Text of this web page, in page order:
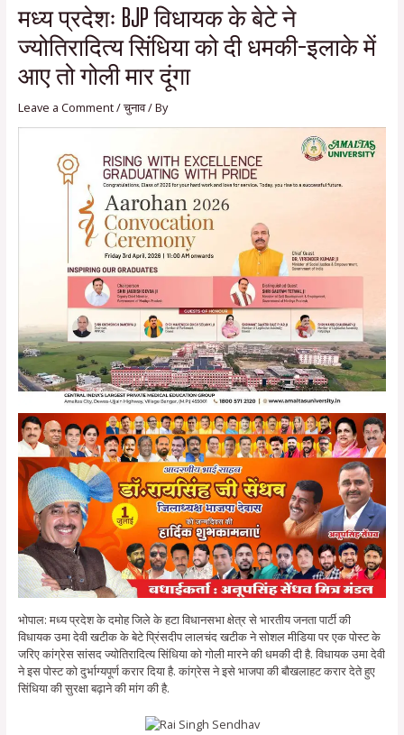
मध्य प्रदेशः BJP विधायक के बेटे ने
ज्योतिरादित्य सिंधिया को दी धमकी-इलाके में
आए तो गोली मार दूंगा
Leave a Comment/चुनाव/ By
भोपाल: मध्य प्रदेश के दमोह जिले के हटा विधानसभा क्षेत्र से भारतीय जनता पार्टी की
विधायक उमा देवी खटीक के बेटे प्रिंसदीप लालचंद खटीक ने सोशल मीडिया पर एक पोस्ट के
जरिए कांग्रेस सांसद ज्योतिरादित्य सिंधिया को गोली मारने की धमकी दी है. विधायक उमा देवी
ने इस पोस्ट को दुर्भाग्यपूर्ण करार दिया है. कांग्रेस ने इसे भाजपा की बौखलाहट करार देते हुए
सिंधिया की सुरक्षा बढ़ाने की मांग की है.